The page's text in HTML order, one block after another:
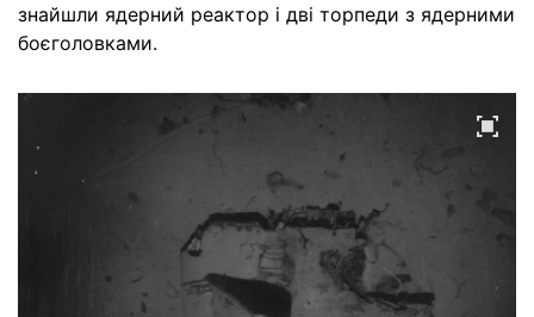
знайшли ядерний реактор і дві торпеди з ядерними
боєголовками.